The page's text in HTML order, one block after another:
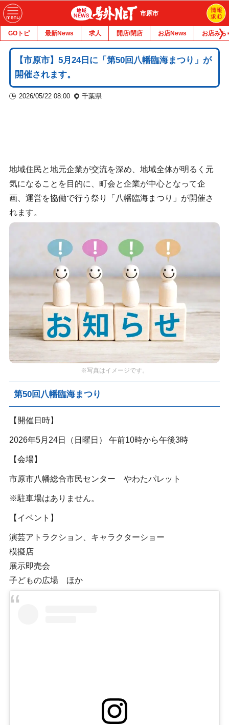
市原市
GOトピ 最新News 求人 開店/閉店 お店News お店みち
【市原市】5月24日に「第50回八幡臨海まつり」が
開催されます。
2026/05/22 08:00 千葉県
地域住民と地元企業が交流を深め、地域全体が明るく元
気になることを目的に、町会と企業が中心となって企
画、運営を協働で行う祭り「八幡臨海まつり」が開催さ
れます。
※写真はイメージです。
第50回八幡臨海まつり
【開催日時】
2026年5月24日（日曜日） 午前10時から午後3時
【会場】
市原市八幡総合市民センター やわたパレット
※駐車場はありません。
【イベント】
演芸アトラクション、キャラクターショー
模擬店
展示即売会
子どもの広場 ほか